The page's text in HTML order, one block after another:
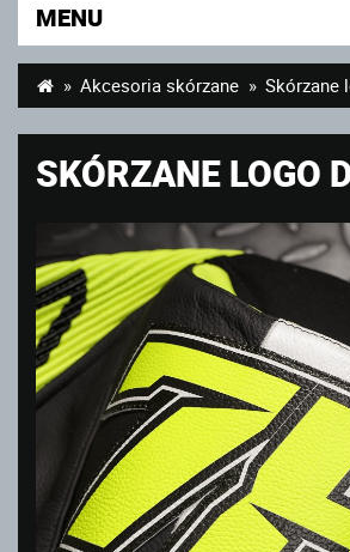
MENU
Akcesoria skórzane Skórzane
SKÓRZANE LOGO